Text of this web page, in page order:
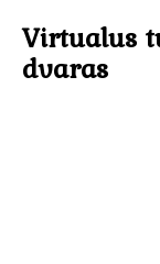
Virtualus
dvaras